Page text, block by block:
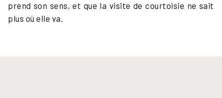
prend son sens, et que la visite de courtoisie ne sait
plus où elle va.